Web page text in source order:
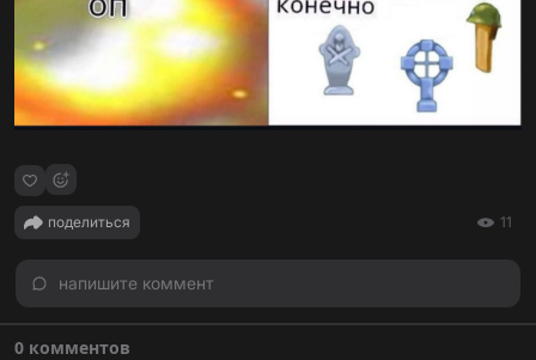
поделиться 11
напишите коммент
0 комментов